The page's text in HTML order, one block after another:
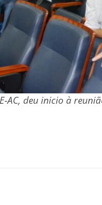
AC, deu inicio à